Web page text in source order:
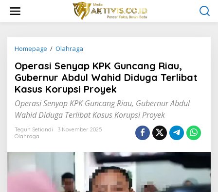
w
Homepage / Olahraga
e
r
a
s
e
n
p
K
Operasi Senyap KPK Guncang Riau,
Gubernur Abdul Wahid Diduga Terlibat
Kasus Korupsi Proyek
Operasi Senyap KPK Guncang Riau, Gubernur Abdul
Wahid Diduga Terlibat Kasus Korupsi Proyek
Teguh Setiandi
3 November 2025
Olahraga